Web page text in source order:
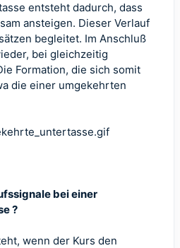
entsteht dadurch, dass
ansteigen. Dieser Verlauf
begleitet. Im Anschluß
bei gleichzeitig
Formation, die sich somit
die einer umgekehrten
bei einer
?
wenn der Kurs den